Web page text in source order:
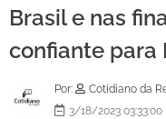
Brasil e nas
confiante para
Por:
Cotidiano da
3/18/2023 03:33:00